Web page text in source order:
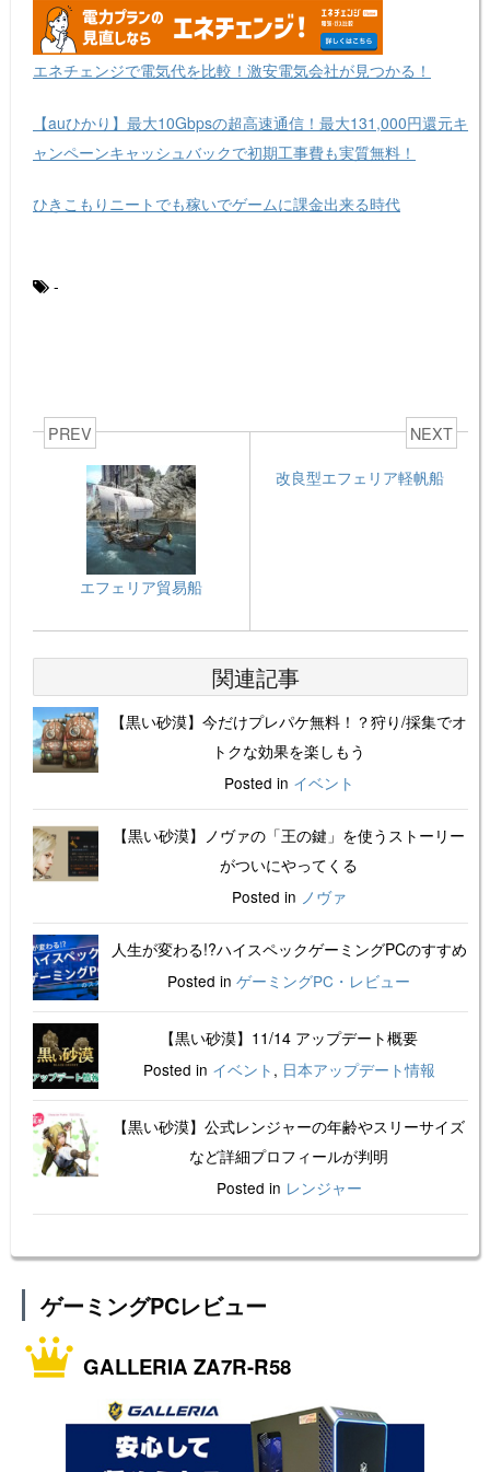
エネチェンジで電気代を比較！激安電気会社が見つかる！
【auひかり】最大10Gbpsの超高速通信！最大131,000円還元キ
ャンペーンキャッシュバックで初期工事費も実質無料！
ひきこもりニートでも稼いでゲームに課金出来る時代
-
PREV
エフェリア貿易船
NEXT
改良型エフェリア軽帆船
関連記事
【黒い砂漠】今だけプレパケ無料！？狩り/採集でオ
トクな効果を楽しもう
Posted in イベント
【黒い砂漠】ノヴァの「王の鍵」を使うストーリー
がついにやってくる
Posted in ノヴァ
人生が変わる!?ハイスペックゲーミングPCのすすめ
Posted in ゲーミングPC・レビュー
【黒い砂漠】11/14 アップデート概要
Posted in イベント , 日本アップデート情報
【黒い砂漠】公式レンジャーの年齢やスリーサイズ
など詳細プロフィールが判明
Posted in レンジャー
ゲーミングPCレビュー
GALLERIA ZA7R-R58